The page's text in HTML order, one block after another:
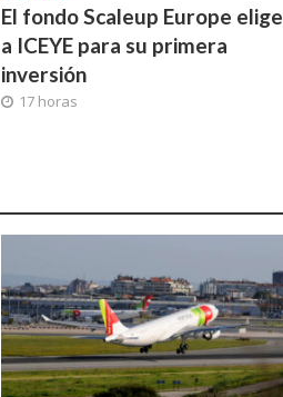
El fondo Scaleup Europe elige
a ICEYE para su primera
inversión
17 horas